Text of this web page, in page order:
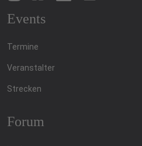
Events
Termine
Veranstalter
Strecken
Forum